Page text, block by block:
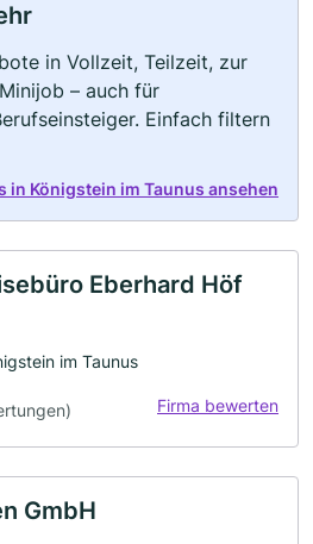
in Vollzeit, Teilzeit, zur
– auch für
Einfach filtern
in Königstein im Taunus ansehen
Eberhard Höf
im Taunus
Firma bewerten
GmbH